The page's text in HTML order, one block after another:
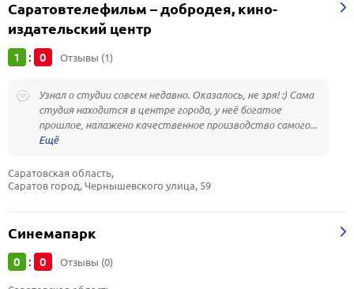
Саратовтелефильм – добродея, кино-
издательский центр
1 : 0 Отзывы (1)
Узнал о студии совсем недавно. Оказалось, не зря! :) Сама
студия находится в центре города, у неё богатое
прошлое, налажено качественное производство самого...
Саратовская область,
Саратов город, Чернышевского улица, 59
Синемапарк
0 : 0 Отзывы (0)